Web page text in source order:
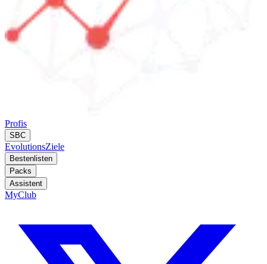
Profis
SBC
EvolutionsZiele
Bestenlisten
Packs
Assistent
MyClub